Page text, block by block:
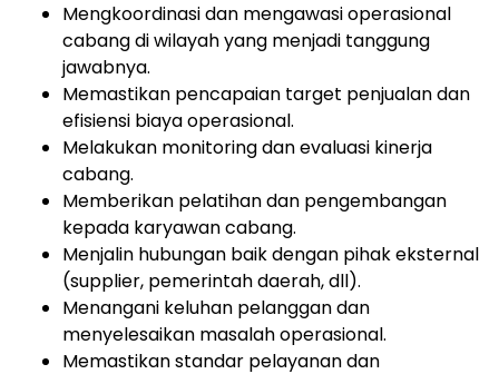
Mengkoordinasi dan mengawasi operasional
cabang di wilayah yang menjadi tanggung
jawabnya.
Memastikan pencapaian target penjualan dan
efisiensi biaya operasional.
Melakukan monitoring dan evaluasi kinerja
cabang.
Memberikan pelatihan dan pengembangan
kepada karyawan cabang.
Menjalin hubungan baik dengan pihak eksternal
(supplier, pemerintah daerah, dll).
Menangani keluhan pelanggan dan
menyelesaikan masalah operasional.
Memastikan standar pelayanan dan